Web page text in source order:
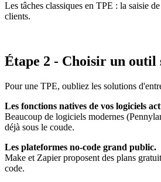
Les tâches classiques en TPE : la saisie
clients.
Étape 2 - Choisir un outil
Pour une TPE, oubliez les solutions
Les fonctions natives de vos logiciels
Beaucoup de logiciels modernes
déjà sous le coude.
Les plateformes no-code grand public.
Make et Zapier proposent des plans
code.